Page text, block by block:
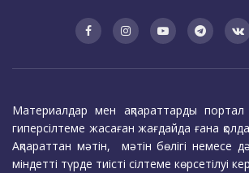
Материалдар мен ақпараттарды портал
гиперсілтеме жасаған жағдайда ғана
Ақпараттан мәтін, мәтін бөлігі немесе
міндетті түрде тиісті сілтеме көрсетілуі